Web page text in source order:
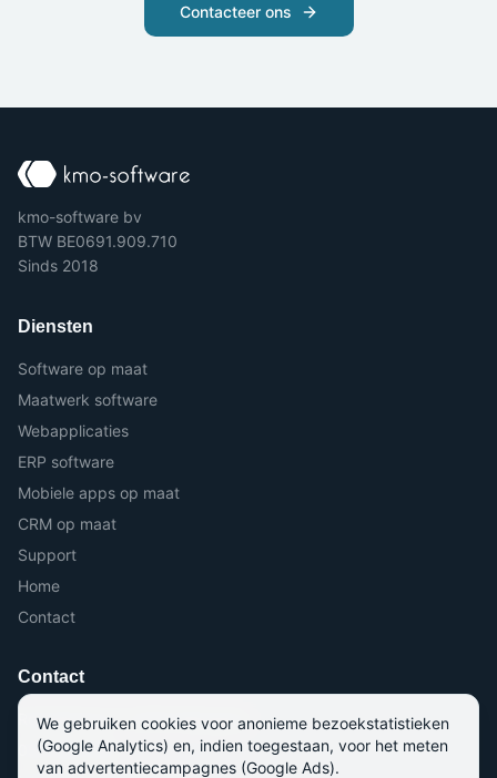
Contacteer ons
kmo-software bv
BTW BE0691.909.710
Sinds 2018
Diensten
Software op maat
Maatwerk software
Webapplicaties
ERP software
Mobiele apps op maat
CRM op maat
Support
Home
Contact
Contact
Roterijstraat 71, 8790 Waregem
056 964 964
We gebruiken cookies voor anonieme bezoekstatistieken
(Google Analytics) en, indien toegestaan, voor het meten
van advertentiecampagnes (Google Ads).